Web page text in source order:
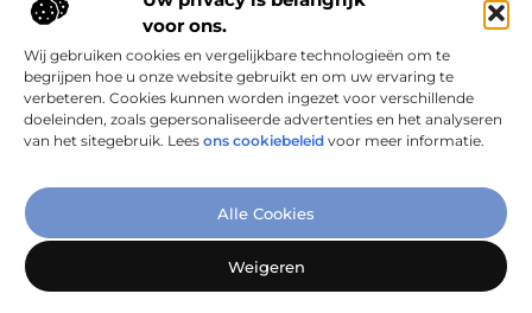
voor ons.
Wij gebruiken cookies en vergelijkbare technologieën om te
begrijpen hoe u onze website gebruikt en om uw ervaring te
verbeteren. Cookies kunnen worden ingezet voor verschillende
doeleinden, zoals gepersonaliseerde advertenties en het analyseren
van het sitegebruik. Lees ons cookiebeleid voor meer informatie.
Alle Cookies
Weigeren
Verbind Artikelen, Deel Inzichten
vandaag nog!
Onze informatie